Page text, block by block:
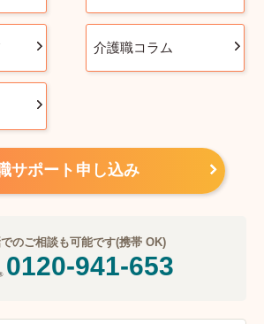
介護職コラム
サポート申し込み
のご相談も可能です(携帯 OK)
0120-941-653